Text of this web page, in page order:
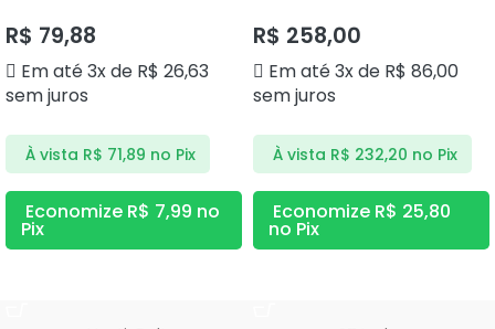
R$ 79,88
Em até 3x de R$ 26,63
sem juros
À vista R$ 71,89 no Pix
Economize R$ 7,99 no
Pix
R$ 258,00
Em até 3x de R$ 86,00
sem juros
À vista R$ 232,20 no Pix
Economize R$ 25,80
no Pix